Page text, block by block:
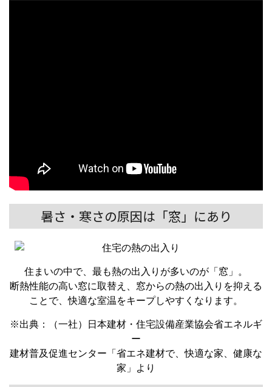
暑さ・寒さの原因は「窓」にあり
住まいの中で、最も熱の出入りが多いのが「窓」。
断熱性能の⾼い窓に取替え、窓からの熱の出⼊りを抑える
ことで、快適な室温をキープしやすくなります。
※出典：（一社）日本建材・住宅設備産業協会省エネルギ
ー
建材普及促進センター「省エネ建材で、快適な家、健康な
家」より